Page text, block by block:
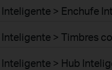
> Enchufe
> Timbres
> Hub